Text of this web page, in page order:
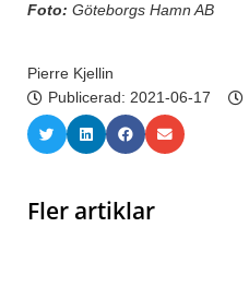
Foto: Göteborgs Hamn AB
Pierre Kjellin
Publicerad: 2021-06-17
Fler artiklar